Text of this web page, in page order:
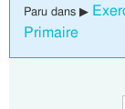
Paru dans ▶
Primaire